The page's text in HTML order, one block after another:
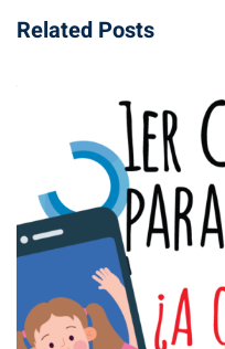
Related Posts